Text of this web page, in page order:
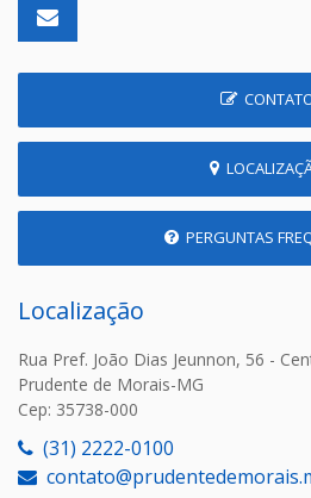
PERGUNTAS
Localização
Rua Pref. João Dias Jeunnon, 56 -
Prudente de Morais-MG
Cep: 35738-000
(31) 2222-0100